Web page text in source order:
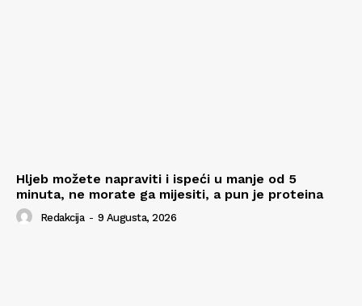
Hljeb možete napraviti i ispeći u manje od 5
minuta, ne morate ga mijesiti, a pun je proteina
Redakcija - 9 Augusta, 2026